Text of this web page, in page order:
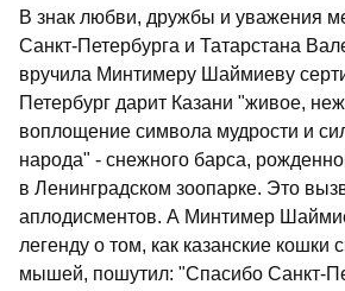
В знак любви, дружбы и уважения
Санкт-Петербурга и Татарстана
вручила Минтимеру Шаймиеву
Петербург дарит Казани "живое,
воплощение символа мудрости и
народа" - снежного барса,
в Ленинградском зоопарке. Это
аплодисментов. А Минтимер
легенду о том, как казанские кошки
мышей, пошутил: "Спасибо Санкт-